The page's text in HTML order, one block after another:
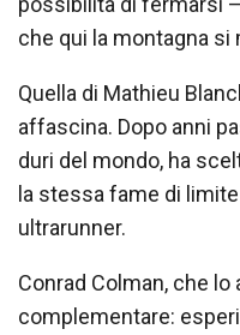
che qui la montagna si
Quella di Mathieu
affascina. Dopo anni
duri del mondo, ha
la stessa fame di
ultrarunner.
Conrad Colman, che lo
complementare: